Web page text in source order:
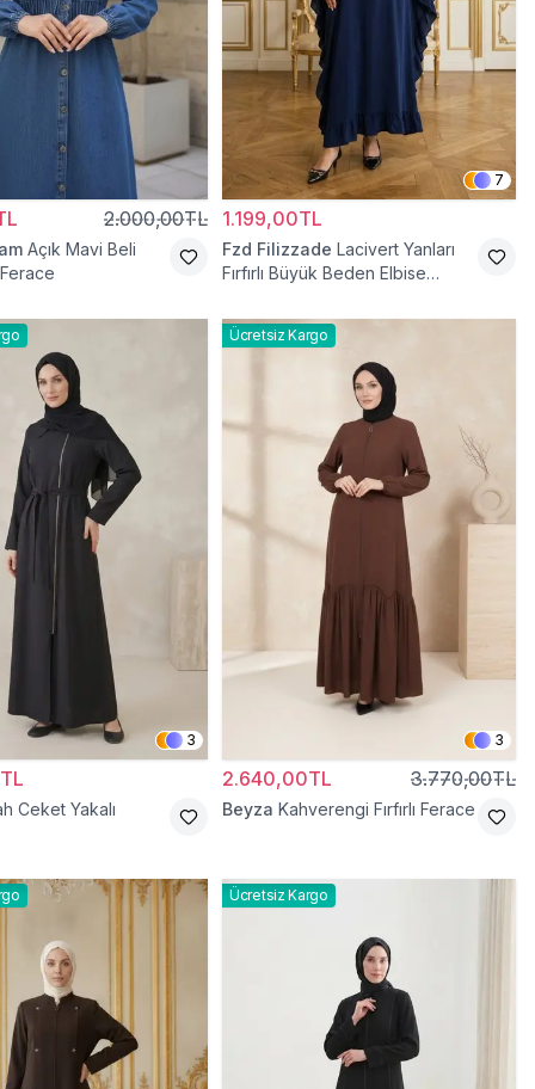
2.000,00TL
Açık Mavi Beli
7
1.199,00TL
Fzd Filizzade Lacivert Yanları
Fırfırlı Büyük Beden Elbise
3
Ceket Yakalı
Ücretsiz Kargo
3
2.640,00TL 3.770,00TL
Beyza Kahverengi Fırfırlı Ferace
Ücretsiz Kargo